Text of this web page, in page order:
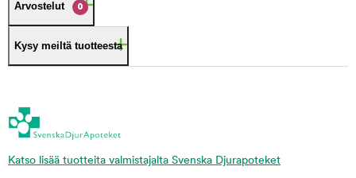
Arvostelut 0
Kysy meiltä tuotteesta
Katso lisää tuotteita valmistajalta Svenska Djurapoteket